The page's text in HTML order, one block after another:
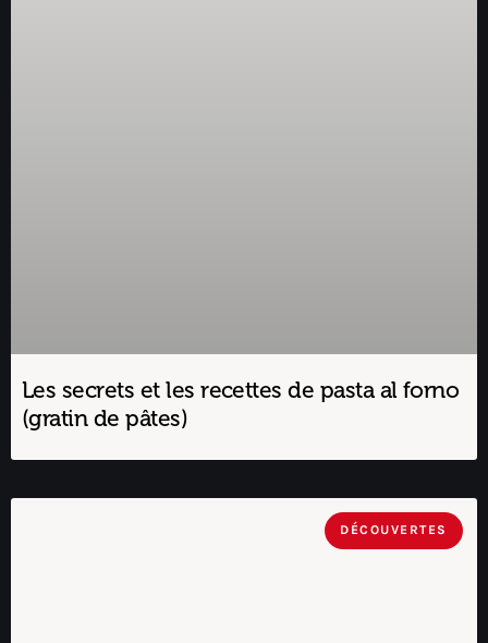
Les secrets et les recettes de pasta al forno
(gratin de pâtes)
DÉCOUVERTES